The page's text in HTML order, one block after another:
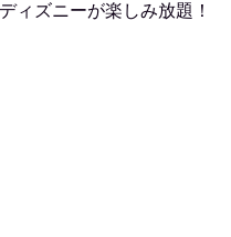
ィズニーが楽しみ放題！